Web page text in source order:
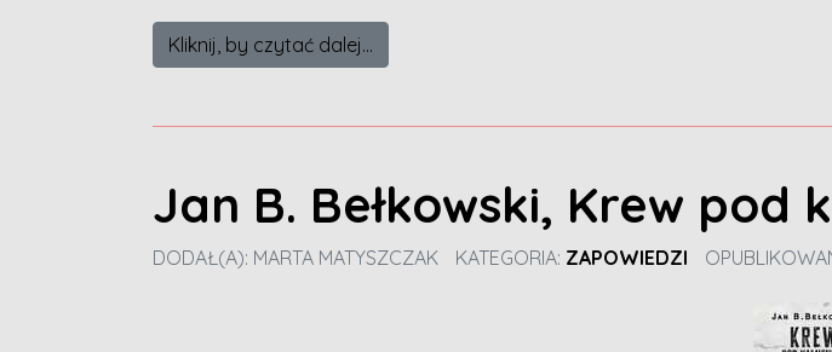
Kliknij, by czytać dalej...
Jan B. Bełkowski, Krew pod
DODAŁ(A): MARTA MATYSZCZAK KATEGORIA: ZAPOWIEDZI